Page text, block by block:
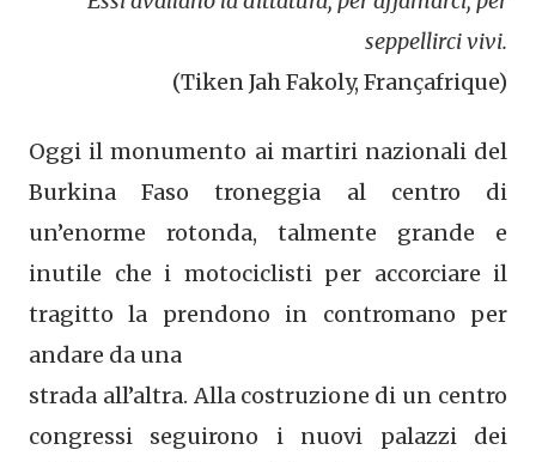
seppellirci vivi.
(Tiken Jah Fakoly, Françafrique)
Oggi il monumento ai martiri nazionali del
Burkina Faso troneggia al centro di
un’enorme rotonda, talmente grande e
inutile che i motociclisti per accorciare il
tragitto la prendono in contromano per
andare da una
strada all’altra. Alla costruzione di un centro
congressi seguirono i nuovi palazzi dei